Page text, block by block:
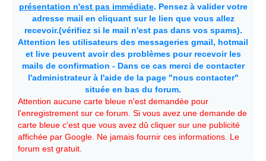
présentation n'est pas immédiate. Pensez à valider votre
adresse mail en cliquant sur le lien que vous allez
recevoir.(vérifiez si le mail n'est pas dans vos spams).
Attention les utilisateurs des messageries gmail, hotmail
et live peuvent avoir des problèmes pour recevoir les
mails de confirmation - Dans ce cas merci de contacter
l'administrateur à l'aide de la page "nous contacter"
située en bas du forum.
Attention aucune carte bleue n'est demandée pour
l'enregistrement sur ce forum. Si vous avez une demande de
carte bleue c'est que vous avez dû cliquer sur une publicité
affichée par Google. Ne jamais fournir ces informations. Le
forum est gratuit.